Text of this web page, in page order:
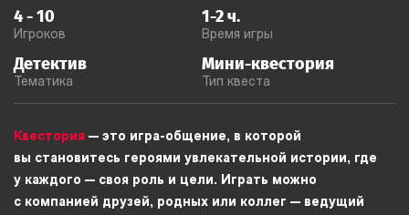
4-10
Игроков
1-2ч.
Время игры
Детектив
Тематика
Мини-квестория
Тип квеста
Квестория — это игра-общение, в которой
вы становитесь героями увлекательной истории, где
у каждого — своя роль и цели. Играть можно
с компанией друзей, родных или коллег — ведущий